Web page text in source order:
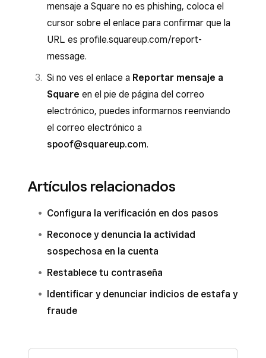
mensaje a Square no es phishing, coloca el
cursor sobre el enlace para confirmar que la
URL es profile.squareup.com/report-
message.
Si no ves el enlace a Reportar mensaje a
Square en el pie de página del correo
electrónico, puedes informarnos reenviando
el correo electrónico a
spoof@squareup.com.
Artículos relacionados
Configura la verificación en dos pasos
Reconoce y denuncia la actividad
sospechosa en la cuenta
Restablece tu contraseña
Identificar y denunciar indicios de estafa y
fraude